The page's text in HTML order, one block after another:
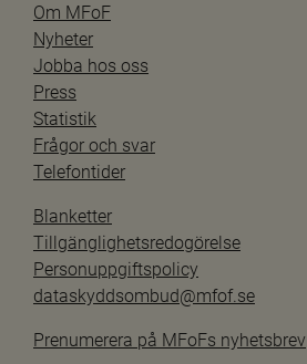
Om MFoF
Nyheter
Jobba hos oss
Press
Statistik
Frågor och svar
Telefontider
Blanketter
Tillgänglighetsredogörelse
Personuppgiftspolicy
dataskyddsombud@mfof.se
Prenumerera på MFoFs nyhetsbrev